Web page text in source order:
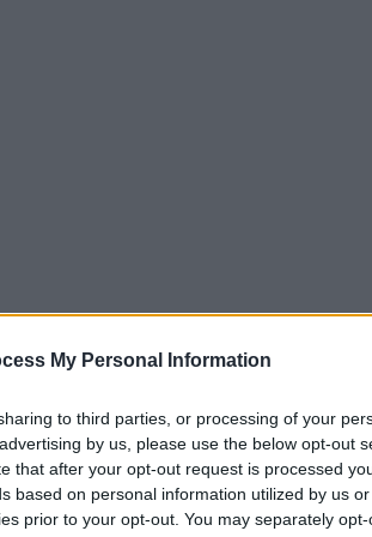
My Personal Information
to third parties, or processing of your
by us, please use the below opt-out
that after your opt-out request is processed
based on personal information utilized by us
prior to your opt-out. You may separately
importante tra gli atleti
e le continue
modo chiaro le principali